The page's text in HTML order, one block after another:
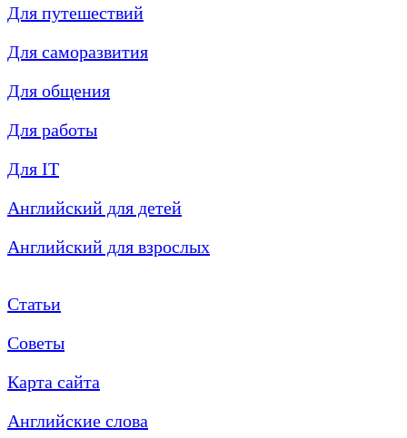
Для путешествий
Для саморазвития
Для общения
Для работы
Для IT
Английский для детей
Английский для взрослых
Статьи
Советы
Карта сайта
Английские слова